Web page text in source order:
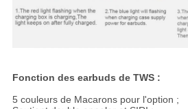
Fonction des earbuds de TWS :
5 couleurs de Macarons pour l'option ;